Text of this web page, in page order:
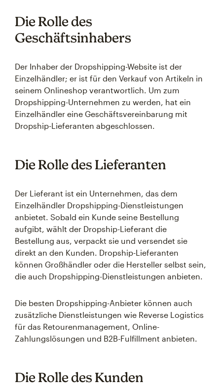
Die Rolle des
Geschäftsinhabers
Der Inhaber der Dropshipping-Website ist der
Einzelhändler; er ist für den Verkauf von Artikeln in
seinem Onlineshop verantwortlich. Um zum
Dropshipping-Unternehmen zu werden, hat ein
Einzelhändler eine Geschäftsvereinbarung mit
Dropship-Lieferanten abgeschlossen.
Die Rolle des Lieferanten
Der Lieferant ist ein Unternehmen, das dem
Einzelhändler Dropshipping-Dienstleistungen
anbietet. Sobald ein Kunde seine Bestellung
aufgibt, wählt der Dropship-Lieferant die
Bestellung aus, verpackt sie und versendet sie
direkt an den Kunden. Dropship-Lieferanten
können Großhändler oder die Hersteller selbst sein,
die auch Dropshipping-Dienstleistungen anbieten.
Die besten Dropshipping-Anbieter können auch
zusätzliche Dienstleistungen wie Reverse Logistics
für das Retourenmanagement, Online-
Zahlungslösungen und B2B-Fulfillment anbieten.
Die Rolle des Kunden